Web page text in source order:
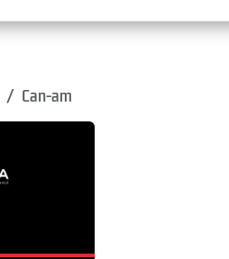
Can-am